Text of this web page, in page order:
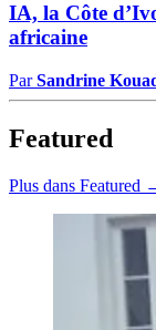
IA, la Côte
africaine
ParSandrine
Featured
Plus dans Featured